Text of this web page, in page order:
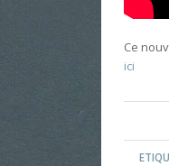
Ce
ici